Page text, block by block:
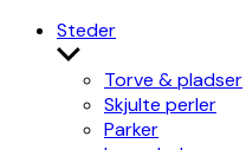
Steder
Show
sub
menu
Torve & pladser
Skjulte perler
Parker